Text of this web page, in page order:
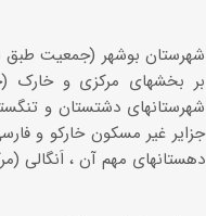
بر بخشهای مرکزی و خارک
شهرستانهای دشتستان و
جزایر غیر مسکون خارکو و
دهستانهای مهم آن ، اَنگالی